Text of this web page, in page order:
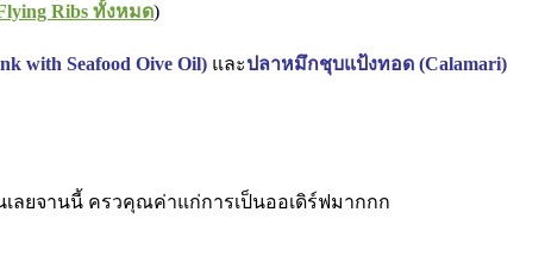
Ribs ทั้งหมด)
with Seafood Oive Oil) และปลาหมึกชุบแป้งทอด (Calamari)
ลยจานนี้ ครวคุณค่าแก่การเป็นออเดิร์ฟมากกก